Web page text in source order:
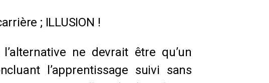
; ILLUSION !
ne devrait être qu’un
l’apprentissage suivi sans